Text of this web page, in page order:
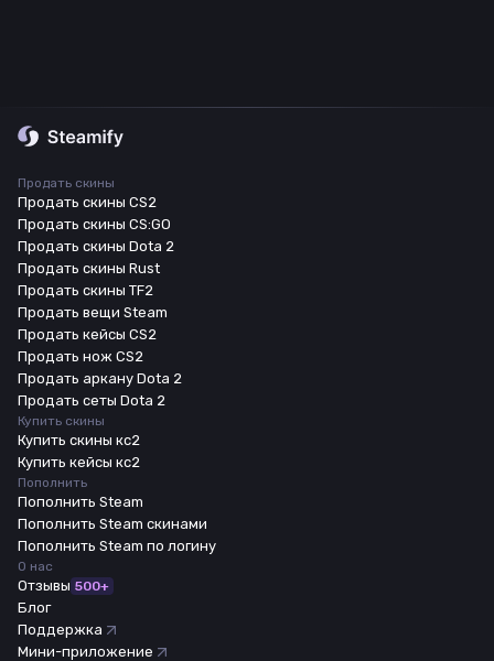
Продать скины
Продать скины CS2
Продать скины CS:GO
Продать скины Dota 2
Продать скины Rust
Продать скины TF2
Продать вещи Steam
Продать кейсы CS2
Продать нож CS2
Продать аркану Dota 2
Продать сеты Dota 2
Купить скины
Купить скины кс2
Купить кейсы кс2
Пополнить
Пополнить Steam
Пополнить Steam скинами
Пополнить Steam по логину
О нас
Отзывы 500+
Блог
Поддержка
Мини-приложение